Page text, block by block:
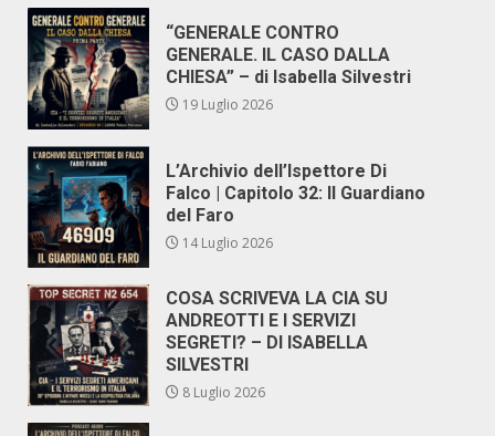
“GENERALE CONTRO
GENERALE. IL CASO DALLA
CHIESA” – di Isabella Silvestri
19 Luglio 2026
L’Archivio dell’Ispettore Di
Falco | Capitolo 32: Il Guardiano
del Faro
14 Luglio 2026
COSA SCRIVEVA LA CIA SU
ANDREOTTI E I SERVIZI
SEGRETI? – DI ISABELLA
SILVESTRI
8 Luglio 2026